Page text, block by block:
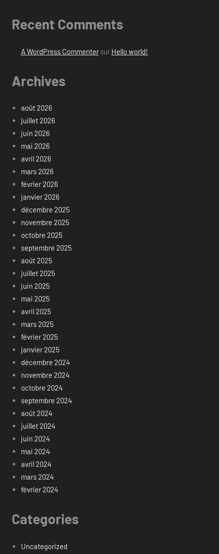
Recent Comments
A WordPress Commentersur Hello world!
Archives
août 2026
juillet 2026
juin 2026
mai 2026
avril 2026
mars 2026
février 2026
janvier 2026
décembre 2025
novembre 2025
octobre 2025
septembre 2025
août 2025
juillet 2025
juin 2025
mai 2025
avril 2025
mars 2025
février 2025
janvier 2025
décembre 2024
novembre 2024
octobre 2024
septembre 2024
août 2024
juillet 2024
juin 2024
mai 2024
avril 2024
mars 2024
février 2024
Categories
Uncategorized